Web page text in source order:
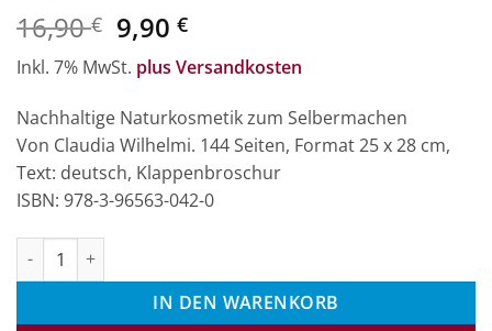
16,90€ Ursprünglicher
Preis
war:
16,90 €
9,90€Aktueller
Preis
ist:
9,90 €.
Inkl. 7% MwSt. plus Versandkosten
Nachhaltige Naturkosmetik zum Selbermachen
Von Claudia Wilhelmi. 144 Seiten, Format 25 x 28 cm,
Text: deutsch, Klappenbroschur
ISBN: 978-3-96563-042-0
Natur auf meiner Haut Menge
IN DEN WARENKORB